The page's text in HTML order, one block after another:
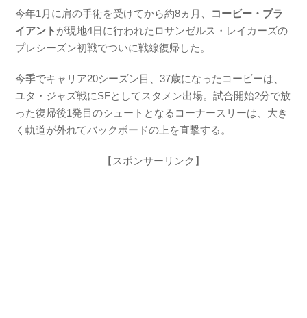
c
e
o
o
k
tt
er
er
n
e
e
今年1月に肩の手術を受けてから約8ヵ月、 コービー・ブラ
イアント が現地4日に行われたロサンゼルス・レイカーズの
プレシーズン初戦でついに戦線復帰した。
今季でキャリア20シーズン目、37歳になったコービーは、
ユタ・ジャズ戦にSFとしてスタメン出場。試合開始2分で放
った復帰後1発目のシュートとなるコーナースリーは、大き
く軌道が外れてバックボードの上を直撃する。
【スポンサーリンク】